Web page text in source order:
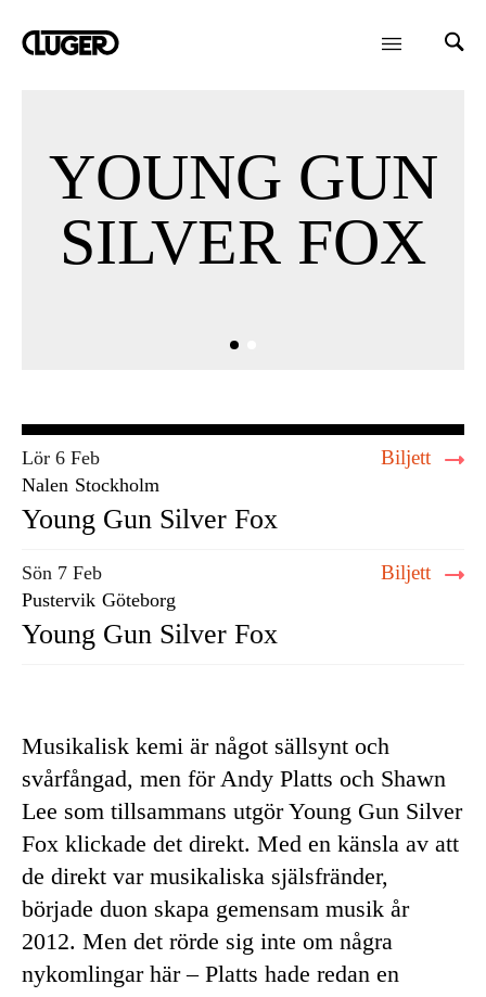
YOUNG GUN
SILVER FOX
Lör 6 Feb
Nalen Stockholm
Biljett
Young Gun Silver Fox
Sön 7 Feb
Pustervik Göteborg
Biljett
Young Gun Silver Fox
Musikalisk kemi är något sällsynt och
svårfångad, men för Andy Platts och Shawn
Lee som tillsammans utgör Young Gun Silver
Fox klickade det direkt. Med en känsla av att
de direkt var musikaliska själsfränder,
började duon skapa gemensam musik år
2012. Men det rörde sig inte om några
nykomlingar här – Platts hade redan en